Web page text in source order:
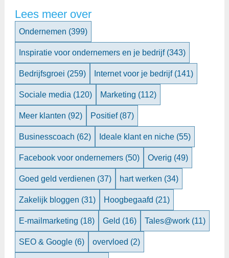
Lees meer over
Ondernemen (399)
Inspiratie voor ondernemers en je bedrijf (343)
Bedrijfsgroei (259) Internet voor je bedrijf (141)
Sociale media (120) Marketing (112)
Meer klanten (92) Positief (87)
Businesscoach (62) Ideale klant en niche (55)
Facebook voor ondernemers (50) Overig (49)
Goed geld verdienen (37) hart werken (34)
Zakelijk bloggen (31) Hoogbegaafd (21)
E-mailmarketing (18) Geld (16) Tales@work (11)
SEO & Google (6) overvloed (2)